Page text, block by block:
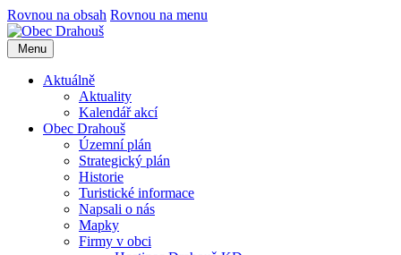
Rovnou na obsah Rovnou na menu
Menu
Aktuálně
Aktuality
Kalendář akcí
Obec Drahouš
Územní plán
Strategický plán
Historie
Turistické informace
Napsali o nás
Mapky
Firmy v obci